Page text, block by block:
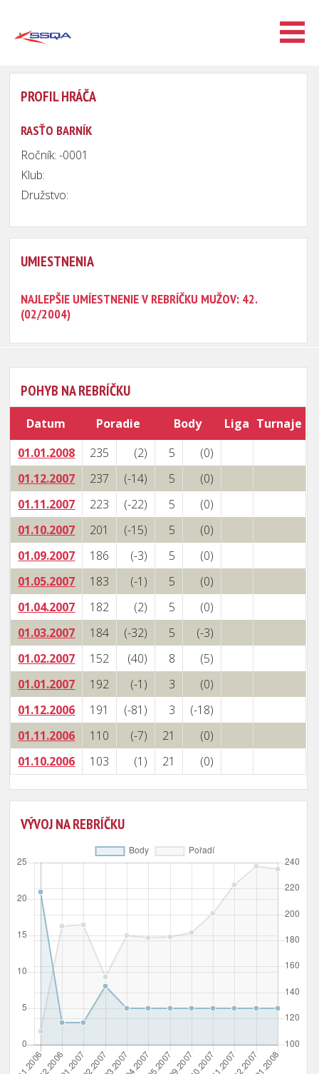
PROFIL HRÁČA
RASŤO BARNÍK
Ročník: -0001
Klub:
Družstvo:
UMIESTNENIA
NAJLEPŠIE UMÍESTNENIE V REBRÍČKU MUŽOV: 42.
(02/2004)
POHYB NA REBRÍČKU
Datum Poradie Body Liga Turnaje
01.01.2008
235 (2) 5
(0)
01.12.2007
237 (-14) 5
(0)
01.11.2007
223 (-22) 5
(0)
01.10.2007
201 (-15) 5
(0)
01.09.2007
186 (-3) 5
(0)
01.05.2007
183 (-1) 5
(0)
01.04.2007
182 (2) 5
(0)
01.03.2007
184 (-32) 5
(-3)
01.02.2007
152 (40) 8
(5)
01.01.2007
192 (-1) 3
(0)
01.12.2006
191 (-81) 3
(-18)
01.11.2006
110 (-7) 21
(0)
01.10.2006
103 (1) 21 (0)
VÝVOJ NA REBRÍČKU